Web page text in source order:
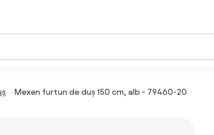
Mexen furtun de duș 150 cm, alb - 79460-20